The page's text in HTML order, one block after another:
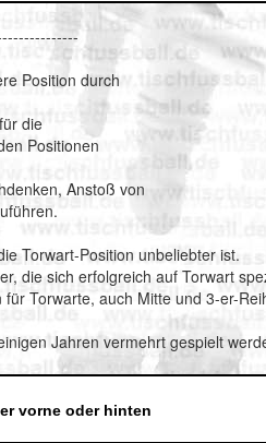
Position durch
die
Positionen
Anstoß von
Torwart-Position unbeliebter ist.
die sich erfolgreich auf Torwart
Torwarte, auch Mitte und 3-er-
Jahren vermehrt gespielt
vorne oder hinten